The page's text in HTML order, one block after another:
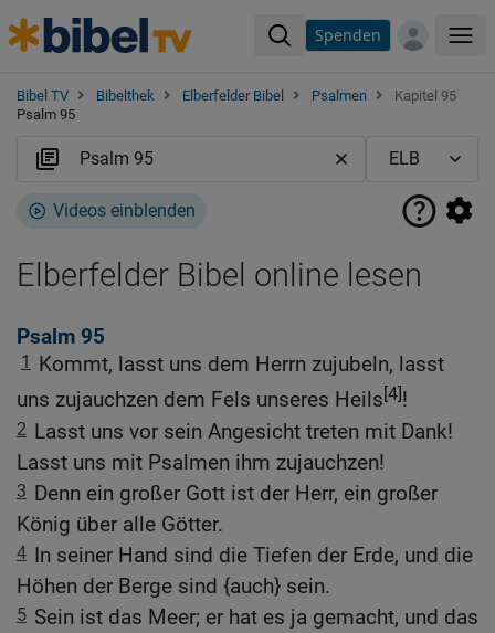
Spenden
Bibel TV Bibelthek Elberfelder Bibel Psalmen
Kapitel 95
Psalm 95
Videos einblenden
Elberfelder Bibel online lesen
Psalm 95
1
Kommt, lasst uns dem Herrn zujubeln, lasst
uns zujauchzen dem Fels unseres Heils[4]!
2 Lasst uns vor sein Angesicht treten mit Dank!
Lasst uns mit Psalmen ihm zujauchzen!
3 Denn ein großer Gott ist der Herr, ein großer
König über alle Götter.
4 In seiner Hand sind die Tiefen der Erde, und die
Höhen der Berge sind {auch} sein.
5 Sein ist das Meer; er hat es ja gemacht, und das